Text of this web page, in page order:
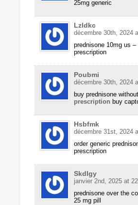
25mg generic
Lzldkc
décembre 30th, 2024
prednisone 10mg us –
prescription
Poubmi
décembre 30th, 2024
buy prednisone
prescription buy
Hsbfmk
décembre 31st, 2024
order generic
prescription
Skdlgy
janvier 2nd, 2025 at
prednisone over the
25 mg pill